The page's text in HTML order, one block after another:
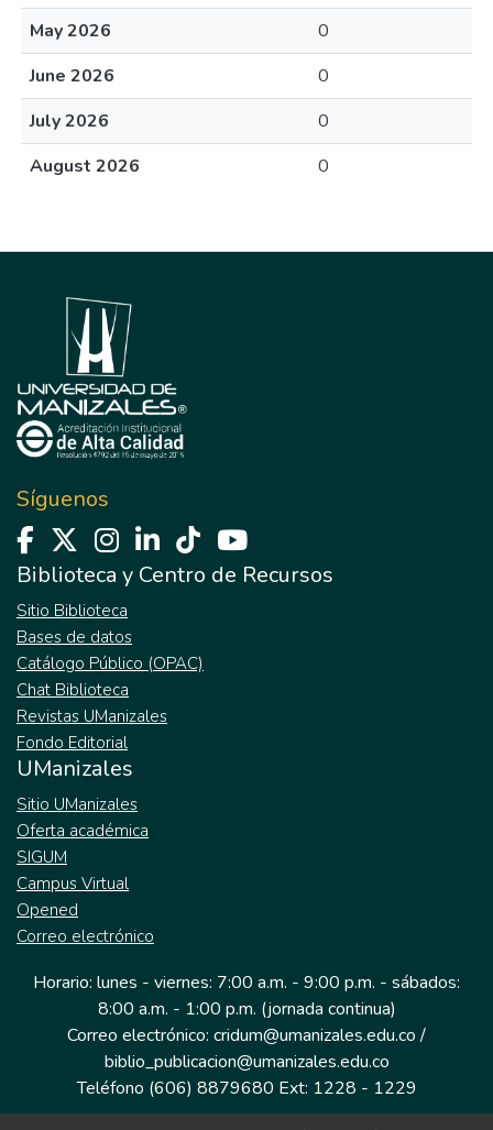
May 2026
0
June 2026
0
July 2026
0
August 2026
0
Síguenos
Biblioteca y Centro de Recursos
Sitio Biblioteca
Bases de datos
Catálogo Público (OPAC)
Chat Biblioteca
Revistas UManizales
Fondo Editorial
UManizales
Sitio UManizales
Oferta académica
SIGUM
Campus Virtual
Opened
Correo electrónico
Horario: lunes - viernes: 7:00 a.m. - 9:00 p.m. - sábados:
8:00 a.m. - 1:00 p.m. (jornada continua)
Correo electrónico: cridum@umanizales.edu.co /
biblio_publicacion@umanizales.edu.co
Teléfono (606) 8879680 Ext: 1228 - 1229